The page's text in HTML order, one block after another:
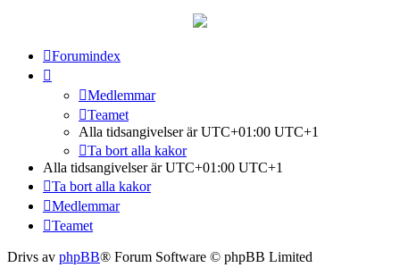
Forumindex
Medlemmar
Teamet
Alla tidsangivelser är UTC+01:00 UTC+1
Ta bort alla kakor
Alla tidsangivelser är UTC+01:00 UTC+1
Ta bort alla kakor
Medlemmar
Teamet
Drivs av phpBB® Forum Software © phpBB Limited